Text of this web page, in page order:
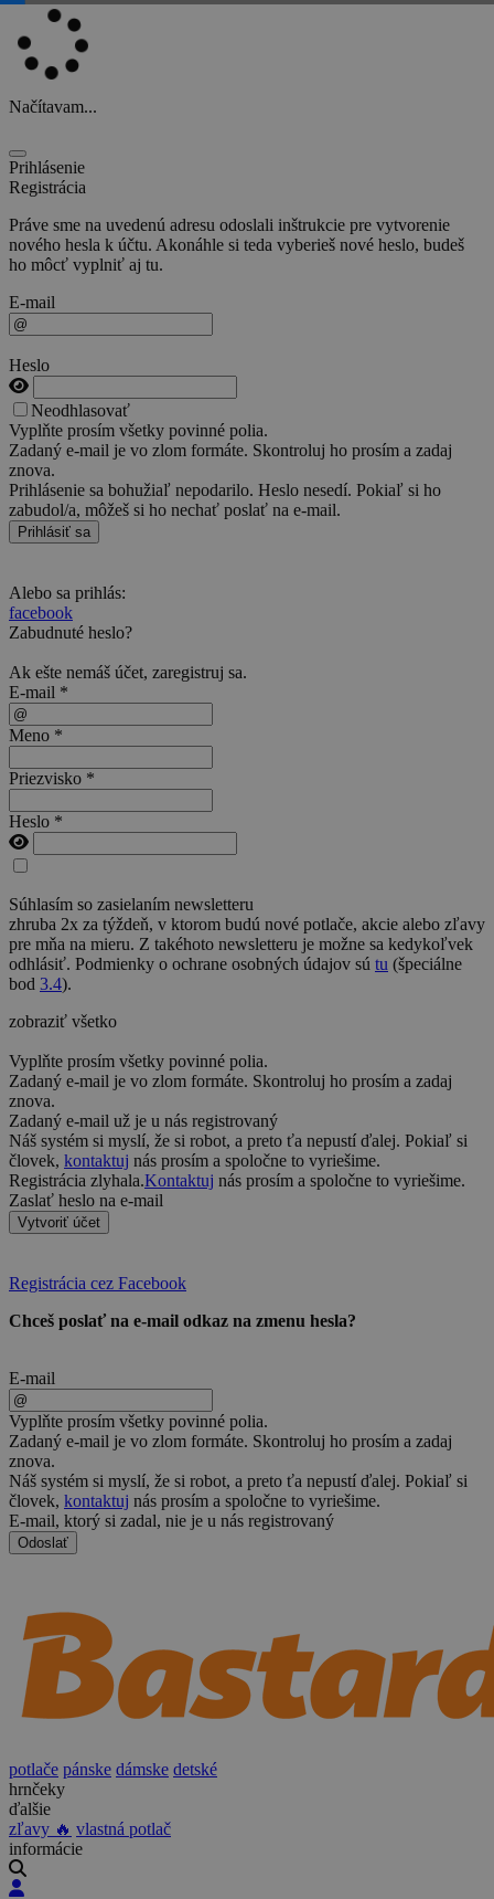
Načítavam...
Prihlásenie
Registrácia
Práve sme na uvedenú adresu odoslali inštrukcie pre vytvorenie
nového hesla k účtu. Akonáhle si teda vyberieš nové heslo, budeš
ho môcť vyplniť aj tu.
E-mail
Heslo
Neodhlasovať
Vyplňte prosím všetky povinné polia.
Zadaný e-mail je vo zlom formáte. Skontroluj ho prosím a zadaj
znova.
Prihlásenie sa bohužiaľ nepodarilo. Heslo nesedí. Pokiaľ si ho
zabudol/a, môžeš si ho nechať poslať na e-mail.
Prihlásiť sa
Alebo sa prihlás:
facebook
Zabudnuté heslo?
Ak ešte nemáš účet, zaregistruj sa.
E-mail *
Meno *
Priezvisko *
Heslo *
Súhlasím so zasielaním newsletteru
zhruba 2x za týždeň, v ktorom budú nové potlače, akcie alebo zľavy
pre mňa na mieru. Z takéhoto newsletteru je možne sa kedykoľvek
odhlásiť. Podmienky o ochrane osobných údajov sú tu (špeciálne
bod 3.4).
zobraziť všetko
Vyplňte prosím všetky povinné polia.
Zadaný e-mail je vo zlom formáte. Skontroluj ho prosím a zadaj
znova.
Zadaný e-mail už je u nás registrovaný
Náš systém si myslí, že si robot, a preto ťa nepustí ďalej. Pokiaľ si
človek, kontaktuj nás prosím a spoločne to vyriešime.
Registrácia zlyhala.Kontaktuj nás prosím a spoločne to vyriešime.
Zaslať heslo na e-mail
Vytvoriť účet
Registrácia cez Facebook
Chceš poslať na e-mail odkaz na zmenu hesla?
E-mail
Vyplňte prosím všetky povinné polia.
Zadaný e-mail je vo zlom formáte. Skontroluj ho prosím a zadaj
znova.
Náš systém si myslí, že si robot, a preto ťa nepustí ďalej. Pokiaľ si
človek, kontaktuj nás prosím a spoločne to vyriešime.
E-mail, ktorý si zadal, nie je u nás registrovaný
Odoslať
potlače pánske dámske detské
hrnčeky
ďalšie
zľavy 🔥 vlastná potlač
informácie